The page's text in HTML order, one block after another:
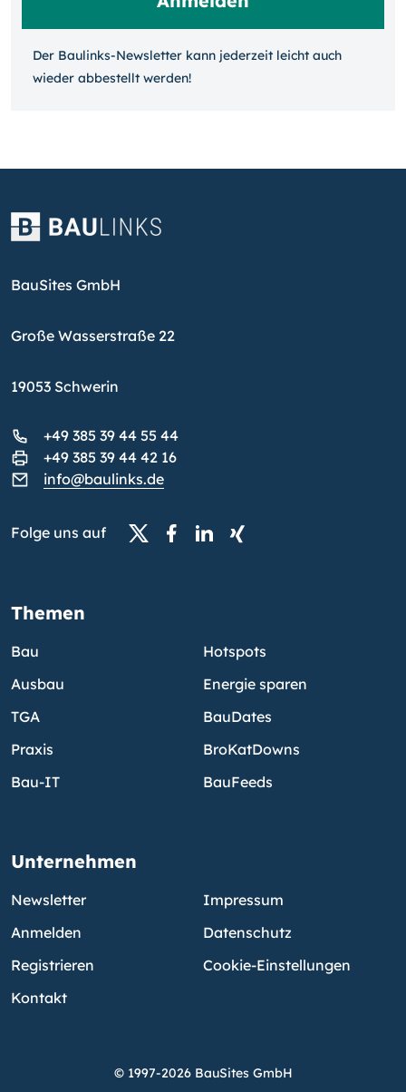
Der Baulinks-Newsletter kann jeder­zeit leicht auch
wieder ab­bestellt werden!
BauSites GmbH
Große Wasserstraße 22
19053 Schwerin
+49 385 39 44 55 44
+49 385 39 44 42 16
info@baulinks.de
Folge uns auf
Themen
Bau
Ausbau
TGA
Praxis
Bau-IT
Hotspots
Energie sparen
BauDates
BroKatDowns
BauFeeds
Unternehmen
Newsletter
Anmelden
Registrieren
Kontakt
Impressum
Datenschutz
Cookie-Einstellungen
© 1997-2026 BauSites GmbH